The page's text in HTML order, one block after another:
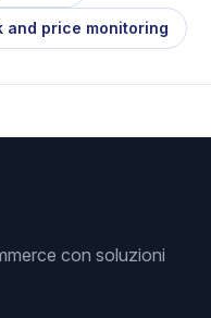
and price monitoring
con soluzioni